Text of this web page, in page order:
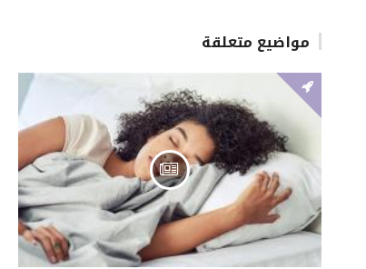
مواضيع متعلقة